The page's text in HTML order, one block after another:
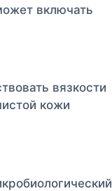
включать
вязкости
кожи